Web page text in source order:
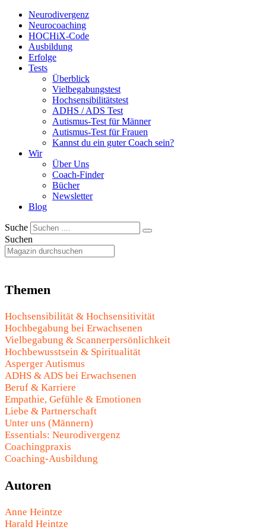
Neurodivergenz
Neurocoaching
HOCHiX-Code
Ausbildung
Erfolge
Tests
Überblick
Vielbegabungstest
Hochsensibilitätstest
ADHS / ADS Test
Autismus-Test für Männer
Autismus-Test für Frauen
Kannst du ein guter Coach sein?
Wir
Über Uns
Coach-Finder
Bücher
Newsletter
Blog
Suche
Suchen
Themen
Hochsensibilität & Hochsensitivität
Hochbegabung bei Erwachsenen
Vielbegabung & Scannerpersönlichkeit
Hochbewusstsein & Spiritualität
Asperger Autismus
ADHS & ADS bei Erwachsenen
Beruf & Karriere
Empathie, Gefühle & Emotionen
Liebe & Partnerschaft
Unter uns (Männern)
Essentials: Neurodivergenz
Coachingpraxis
Coaching-Ausbildung
Autoren
Anne Heintze
Harald Heintze